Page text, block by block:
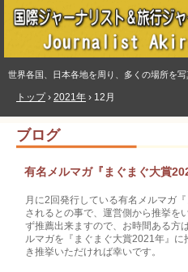
世界各国、日本各地を周り、多くの場所を
トップ› 2021年 › 12月
ブログ
有名メルマガ『まぐまぐ大賞
月に2回発行している有名メルマガ
されるとの事で、運営側から推挙を
ず推薦出来ますので、お時間ある方
ルマガを『まぐまぐ大賞2021年』
き推挙いただければ幸いです。